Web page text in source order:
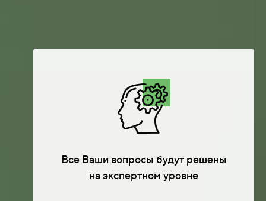
Все Ваши вопросы будут решены
на экспертном уровне